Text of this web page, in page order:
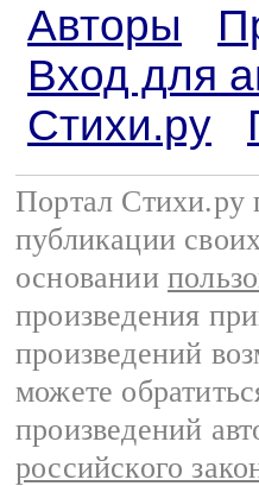
Авторы
Вход для
Стихи.ру
Портал Стихи.ру
публикации
основании
произведения
произведений
можете
произведений
российского